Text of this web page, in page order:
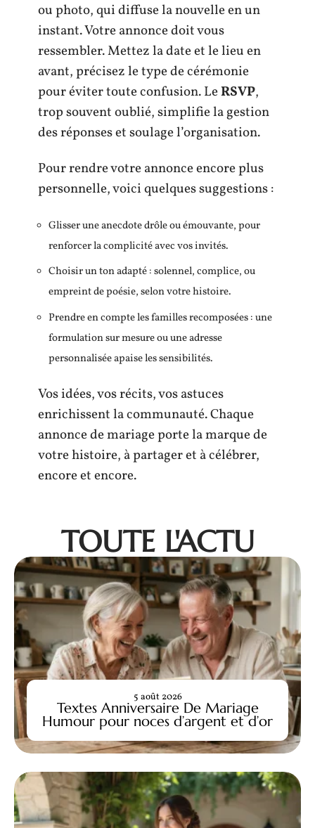
ou photo, qui diffuse la nouvelle en un
instant. Votre annonce doit vous
ressembler. Mettez la date et le lieu en
avant, précisez le type de cérémonie
pour éviter toute confusion. LeRSVP,
trop souvent oublié, simplifie la gestion
des réponses et soulage l’organisation.
Pour rendre votre annonce encore plus
personnelle, voici quelques suggestions :
Glisser une anecdote drôle ou émouvante, pour
renforcer la complicité avec vos invités.
Choisir un ton adapté : solennel, complice, ou
empreint de poésie, selon votre histoire.
Prendre en compte les familles recomposées : une
formulation sur mesure ou une adresse
personnalisée apaise les sensibilités.
Vos idées, vos récits, vos astuces
enrichissent la communauté. Chaque
annonce de mariage porte la marque de
votre histoire, à partager et à célébrer,
encore et encore.
TOUTE L'ACTU
Textes Anniversaire De Mariage
Humour pour noces d’argent et d’or
5 août 2026